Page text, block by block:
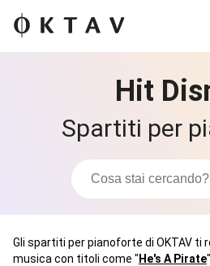
Hit
Spartiti per
Gli spartiti per pianoforte di OKTAV ti
musica con titoli come " He's A Pirate